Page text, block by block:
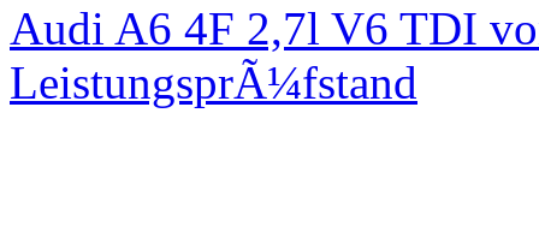
Audi A6 4F 2,7l V6 TDI
LeistungsprÃ¼fstand